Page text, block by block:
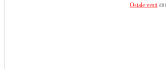
Ostale vesti